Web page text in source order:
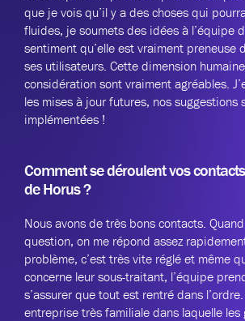
que je vois qu’il y a des choses qui
fluides, je soumets des idées à l’équipe
sentiment qu’elle est vraiment preneuse
ses utilisateurs. Cette dimension
considération sont vraiment agréables.
les mises à jour futures, nos suggestions
implémentées !
Comment se déroulent vos
de Horus ?
Nous avons de très bons contacts.
question, on me répond assez
problème, c’est très vite réglé et même
concerne leur sous-traitant, l’équipe
s’assurer que tout est rentré dans l’ordre.
entreprise très familiale dans laquelle les